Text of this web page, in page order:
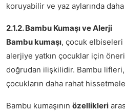
koruyabilir ve yaz aylarında
2.1.2. Bambu Kumaşı ve Alerji
Bambu kumaşı, çocuk elbiseleri
alerjiye yatkın çocuklar için
doğrudan ilişkilidir. Bambu
çocukların daha rahat
Bambu kumaşının özellikleri